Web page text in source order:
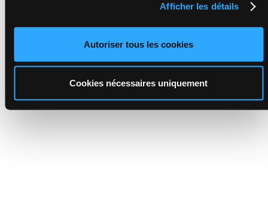
Afficher les détails
Autoriser tous les cookies
Cookies nécessaires uniquement